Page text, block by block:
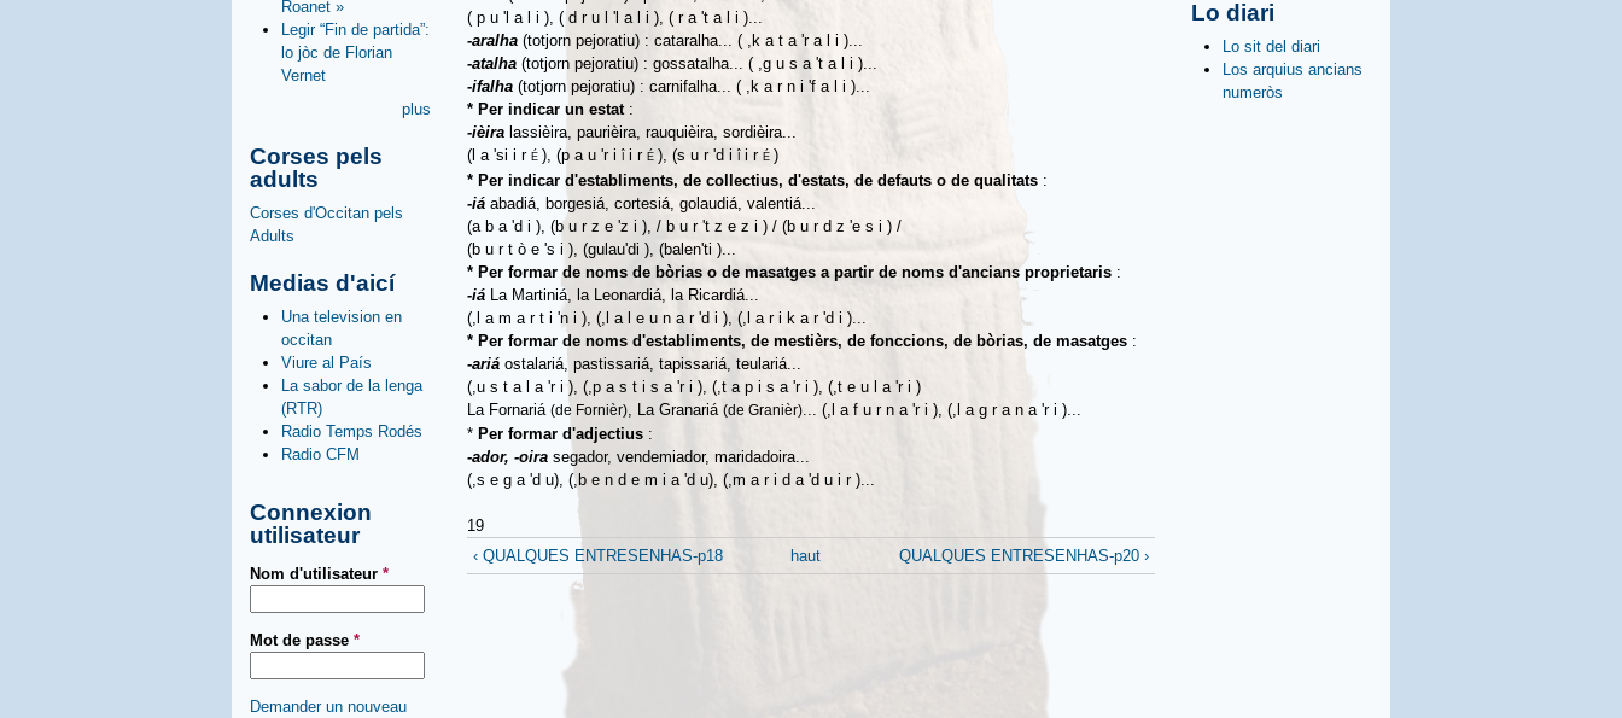
Roanet »
Legir “Fin de partida”:
lo jòc de Florian
Vernet
plus
Corses pels
adults
Corses d'Occitan pels
Adults
Medias d'aicí
Una television en
occitan
Viure al País
La sabor de la lenga
(RTR)
Radio Temps Rodés
Radio CFM
Connexion
utilisateur
Nom d'utilisateur *
Mot de passe *
Demander un nouveau
( p u 'l a l i ), ( d r u l 'l a l i ), ( r a 't a l i )...
-aralha (totjorn pejoratiu) : cataralha... ( ,k a t a 'r a l i )...
-atalha (totjorn pejoratiu) : gossatalha... ( ,g u s a 't a l i )...
-ifalha (totjorn pejoratiu) : carnifalha... ( ,k a r n i 'f a l i )...
* Per indicar un estat :
-ièira lassièira, paurièira, rauquièira, sordièira...
(l a 'si i r É ), (p a u 'r i i r É ), (s u r 'd i i r É )
* Per indicar d'establiments, de collectius, d'estats, de defauts o de qualitats :
-iá abadiá, borgesiá, cortesiá, golaudiá, valentiá...
(a b a 'd i ), (b u r z e 'z i ), / b u r 't z e z i ) / (b u r d z 'e s i ) /
(b u r t ò e 's i ), (gulau'di ), (balen'ti )...
* Per formar de noms de bòrias o de masatges a partir de noms d'ancians proprietaris :
-iá La Martiniá, la Leonardiá, la Ricardiá...
(,l a m a r t i 'n i ), (,l a l e u n a r 'd i ), (,l a r i k a r 'd i )...
* Per formar de noms d'establiments, de mestièrs, de fonccions, de bòrias, de masatges :
-ariá ostalariá, pastissariá, tapissariá, teulariá...
(,u s t a l a 'r i ), (,p a s t i s a 'r i ), (,t a p i s a 'r i ), (,t e u l a 'r i )
La Fornariá (de Fornièr), La Granariá (de Granièr)... (,l a f u r n a 'r i ), (,l a g r a n a 'r i )...
* Per formar d'adjectius :
-ador, -oira segador, vendemiador, maridadoira...
(,s e g a 'd u), (,b e n d e m i a 'd u), (,m a r i d a 'd u i r )...
19
‹ QUALQUES ENTRESENHAS-p18
haut QUALQUES ENTRESENHAS-p20 ›
Lo diari
Lo sit del diari
Los arquius ancians
numeròs